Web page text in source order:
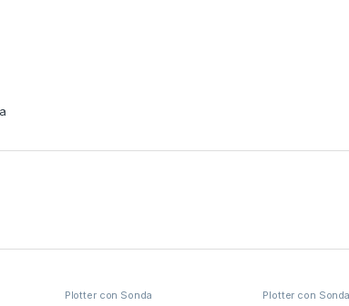
Plotter con Sonda
Plotter con Sonda